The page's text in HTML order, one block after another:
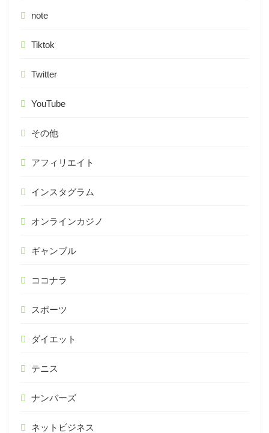
note
Tiktok
Twitter
YouTube
その他
アフィリエイト
インスタグラム
オンラインカジノ
ギャンブル
ココナラ
スポーツ
ダイエット
テニス
ナンバーズ
ネットビジネス